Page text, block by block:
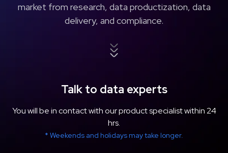
market from research, data productization, data
delivery, and compliance.
Talk to data experts
You will be in contact with our product specialist within 24
hrs.
* Weekends and holidays may take longer.